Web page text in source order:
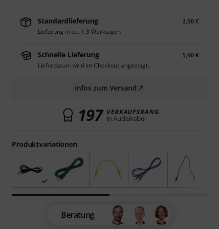
Produktvariationen
Standardlieferung
3,90 €
Lieferung in ca. 1-3 Werktagen
Schnelle Lieferung
5,90 €
Lieferdatum wird im Checkout angezeigt.
Infos zum Versand
197 VERKAUFSRANG
in Audiokabel
Beratung